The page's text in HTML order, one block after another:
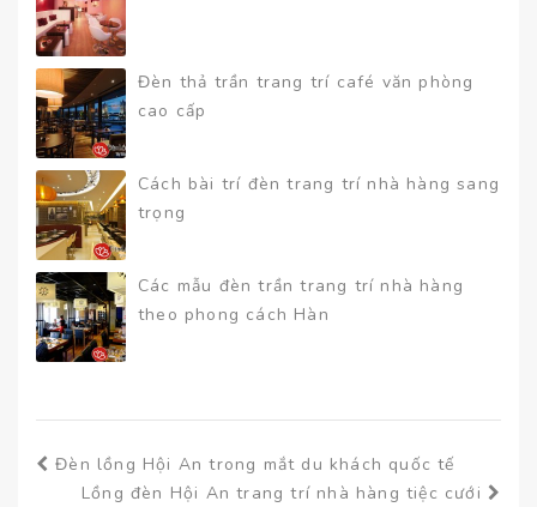
Đèn thả trần trang trí café văn phòng
cao cấp
Cách bài trí đèn trang trí nhà hàng sang
trọng
Các mẫu đèn trần trang trí nhà hàng
theo phong cách Hàn
Đèn lồng Hội An trong mắt du khách quốc tế
Lồng đèn Hội An trang trí nhà hàng tiệc cưới